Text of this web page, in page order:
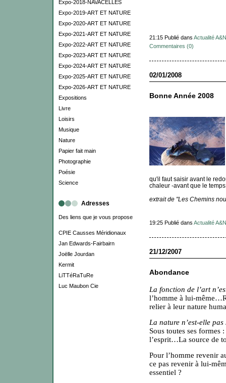
Expo-2018-NAVACELLES
Expo-2019-ART ET NATURE
Expo-2020-ART ET NATURE
Expo-2021-ART ET NATURE
Expo-2022-ART ET NATURE
Expo-2023-ART ET NATURE
Expo-2024-ART ET NATURE
Expo-2025-ART ET NATURE
Expo-2026-ART ET NATURE
Expositions
Livre
Loisirs
Musique
Nature
Papier fait main
Photographie
Poésie
Science
Adresses
Des liens que je vous propose
CPIE Causses Méridionaux
Jan Edwards-Fairbairn
Joëlle Jourdan
Kermit
LiTTéRaTuRe
Luc Maubon Cie
21:15 Publié dans Actualité A&N
Commentaires (0)
02/01/2008
Bonne Année 2008
qu'il faut saisir avant le
chaleur -avant que le
extrait de "Les Chemins
19:25 Publié dans Actualité A&N
21/12/2007
Abondance
La fonction de l’art
l’homme à lui-
relier à leur nature
La nature n’est-elle pas
Sous toutes ses formes
l’esprit…La source de
Pour l’homme revenir
ce pas revenir à lui-
essentiel ?